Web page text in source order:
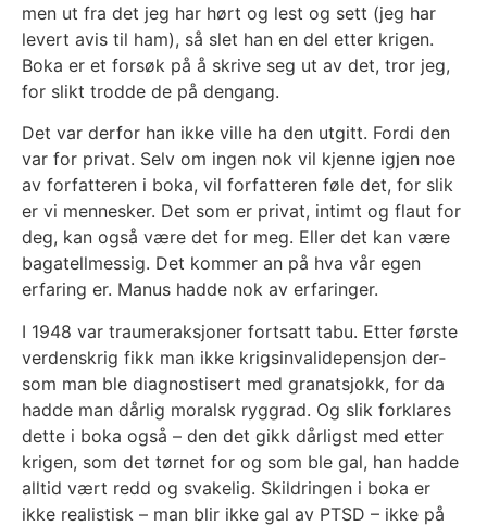
men ut fra det jeg har hørt og lest og sett (jeg har
levert avis til ham), så slet han en del etter kri­gen.
Boka er et for­søk på å skri­ve seg ut av det, tror jeg,
for slikt trod­de de på den­gang.
Det var der­for han ikke vil­le ha den utgitt. For­di den
var for pri­vat. Selv om ingen nok vil kjen­ne igjen noe
av for­fat­te­ren i boka, vil for­fat­te­ren føle det, for slik
er vi men­nes­ker. Det som er pri­vat, intimt og flaut for
deg, kan også være det for meg. Eller det kan være
baga­tell­mes­sig. Det kom­mer an på hva vår egen
erfa­ring er. Manus had­de nok av erfa­rin­ger.
I 1948 var trau­me­r­ak­sjo­ner fort­satt tabu. Etter førs­te
ver­dens­krig fikk man ikke krigs­in­va­lide­pen­sjon der­
som man ble dia­gnos­ti­sert med gra­nat­sjokk, for da
had­de man dår­lig moralsk rygg­rad. Og slik for­kla­res
det­te i boka også – den det gikk dår­ligst med etter
kri­gen, som det tør­net for og som ble gal, han had­de
all­tid vært redd og sva­ke­lig. Skild­rin­gen i boka er
ikke rea­lis­tisk – man blir ikke gal av PTSD – ikke på